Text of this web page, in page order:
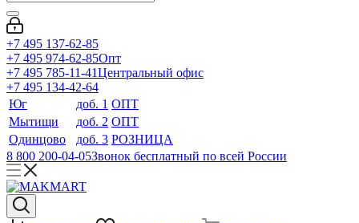
+7 495 137-62-85
+7 495 974-62-85Опт
+7 495 785-11-41Центральный офис
+7 495 134-42-64
Юг
доб. 1 ОПТ
Мытищи
доб. 2 ОПТ
Одинцово
доб. 3 РОЗНИЦА
8 800 200-04-05Звонок бесплатный по всей России